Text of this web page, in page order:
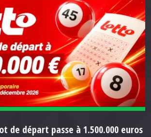
de départ passe à 1.500.000 euros